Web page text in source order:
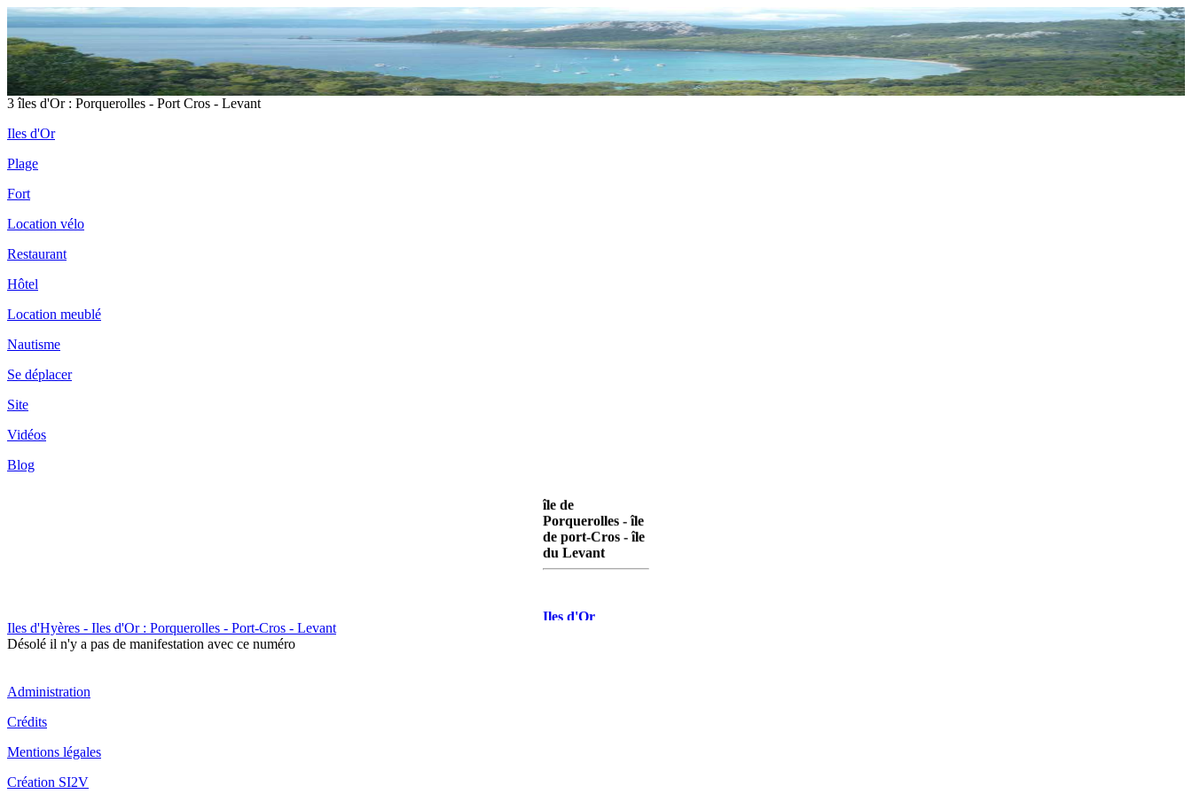
3 îles d'Or : Porquerolles - Port Cros - Levant
Iles d'Or
Plage
Fort
Location vélo
Restaurant
Hôtel
Location meublé
Nautisme
Se déplacer
Site
Vidéos
Blog
île de
Porquerolles - île
de port-Cros - île
du Levant
Iles d'Or
Iles d'Hyères - Iles d'Or : Porquerolles - Port-Cros - Levant
Désolé il n'y a pas de manifestation avec ce numéro
Administration
Crédits
Mentions légales
Création SI2V